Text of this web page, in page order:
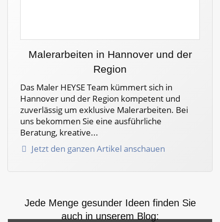
Malerarbeiten in Hannover und der
Region
Das Maler HEYSE Team kümmert sich in
Hannover und der Region kompetent und
zuverlässig um exklusive Malerarbeiten. Bei
uns bekommen Sie eine ausführliche
Beratung, kreative...
Jetzt den ganzen Artikel anschauen
Jede Menge gesunder Ideen finden Sie
auch in unserem Blog: